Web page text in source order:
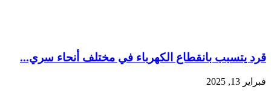
قرد يتسبب بانقطاع الكهرباء في مختلف أنحاء سري...
فبراير 13, 2025